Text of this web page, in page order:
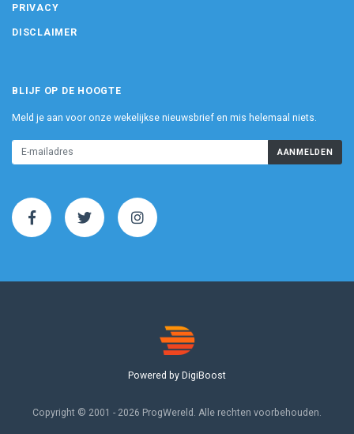
PRIVACY
DISCLAIMER
BLIJF OP DE HOOGTE
Meld je aan voor onze wekelijkse nieuwsbrief en mis helemaal niets.
AANMELDEN
Powered by DigiBoost
Copyright © 2001 - 2026 ProgWereld. Alle rechten voorbehouden.